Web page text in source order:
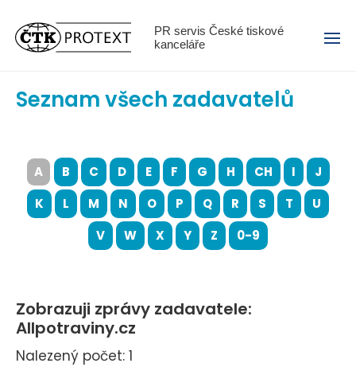
PR servis České tiskové
kanceláře
Menu
Seznam všech zadavatelů
A B C D E F G H CH I
J
K
L M N O P Q R S T
U
V
W X Y Z 0-9
Zobrazuji zprávy zadavatele:
Allpotraviny.cz
Nalezený počet: 1